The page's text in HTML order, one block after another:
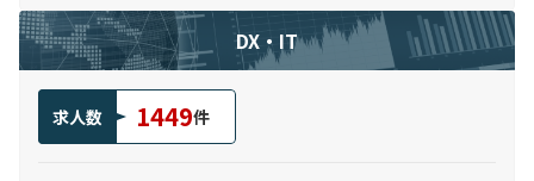
DX・IT
求人数 1449件